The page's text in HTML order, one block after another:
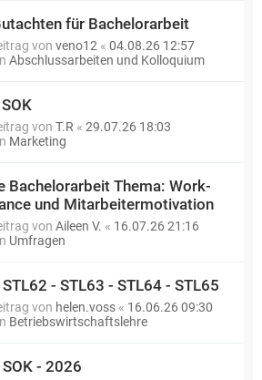
für Bachelorarbeit
von veno12 « 04.08.26 12:57
Abschlussarbeiten und Kolloquium
von T.R « 29.07.26 18:03
Marketing
Bachelorarbeit Thema: Work-
und Mitarbeitermotivation
von Aileen V. « 16.07.26 21:16
Umfragen
- STL63 - STL64 - STL65
von helen.voss « 16.06.26 09:30
Betriebswirtschaftslehre
- 2026